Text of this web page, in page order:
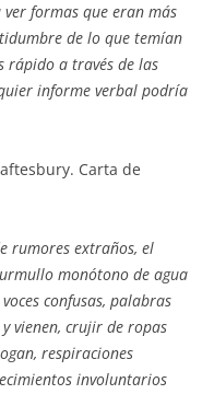
ver formas que eran más
de lo que temían
rápido a través de las
informe verbal podría
Carta de
rumores extraños, el
monótono de agua
confusas, palabras
vienen, crujir de ropas
respiraciones
involuntarios